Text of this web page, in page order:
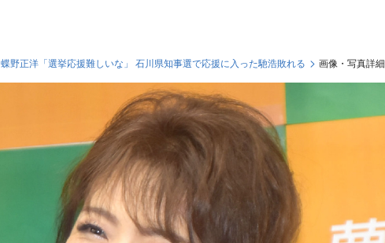
蝶野正洋「選挙応援難しいな」 石川県知事選で応援に入った馳浩敗れる 画像・写真詳細